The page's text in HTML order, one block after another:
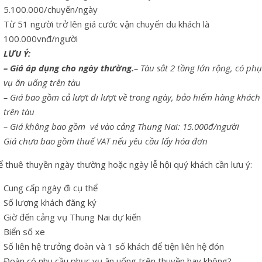
5.100.000/chuyến/ngày
Từ 51 người trở lên giá cước vận chuyển du khách là
100.000vnđ/người
LƯU Ý:
– Giá áp dụng cho ngày thường.– Tàu sắt 2 tầng lớn rộng, có
vụ ăn uống trên tàu
– Giá bao gồm cả lượt đi lượt về trong ngày, bảo hiểm hàng
trên tàu
– Giá không bao gồm vé vào cảng Thung Nai: 15.000đ/người
Giá chưa bao gồm thuế VAT nếu yêu cầu lấy hóa đơn
thuê thuyền ngày thường hoặc ngày lễ hội quý khách cần lưu ý:
Cung cấp ngày đi cụ thể
Số lượng khách đăng ký
Giờ đến cảng vụ Thung Nai dự kiến
Biển số xe
Số liên hệ trưởng đoàn và 1 số khách để tiện liên hệ đón